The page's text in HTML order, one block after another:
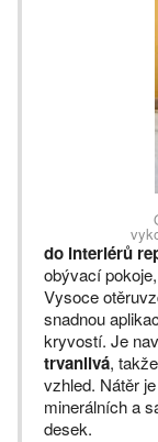
do interiérů
obývací
Vysoce
snadnou
kryvostí. Je
trvanlivá,
vzhled. Nátěr
minerálních a
desek.